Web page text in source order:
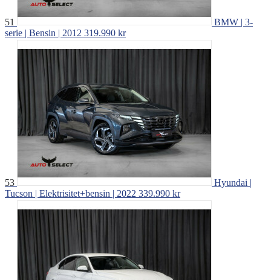
51
BMW | 3-
serie | Bensin | 2012 319.990 kr
53
Hyundai |
Tucson | Elektrisitet+bensin | 2022 339.990 kr